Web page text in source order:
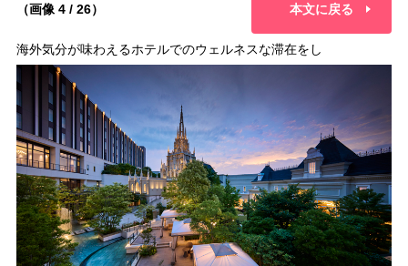
（画像 4 / 26） 本文に戻る
海外気分が味わえるホテルでのウェルネスな滞在をし